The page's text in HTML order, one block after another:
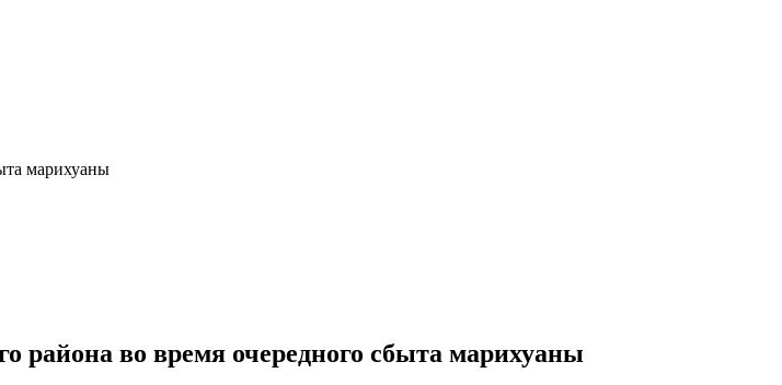
марихуаны
района во время очередного сбыта марихуаны